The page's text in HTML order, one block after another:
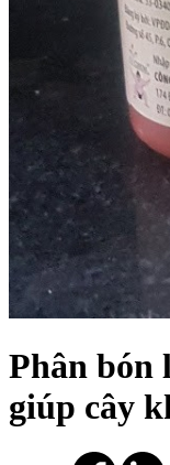
Phân bón
giúp cây